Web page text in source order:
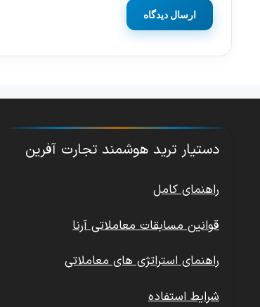
دستیار ترید هوشمند تجارت آفرین
راهنمای کامل
قوانین مسابقات معاملاتی آرنا
راهنمای استراتژی های معاملاتی
شرایط استفاده